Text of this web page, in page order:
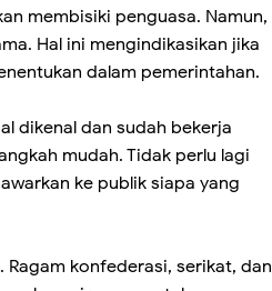
membisiki penguasa. Namun,
Hal ini mengindikasikan jika
dalam pemerintahan.
dikenal dan sudah bekerja
mudah. Tidak perlu lagi
ke publik siapa yang
konfederasi, serikat, dan